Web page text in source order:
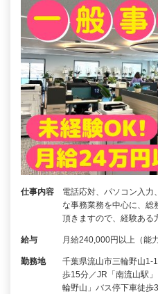
仕事内容
電話応対、パソコン入力
な事務業務を中心に、総
頂きますので、経験あ
給与 月給240,000円以上（能
勤務地
千葉県流山市三輪野山1-
歩15分／JR「南流山駅
輪野山」バス停下車徒